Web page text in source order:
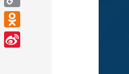
Copy
Link
Odnoklassniki